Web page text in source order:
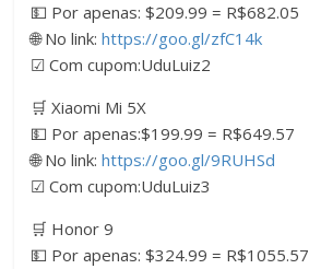
💵 Por apenas: $209.99 = R$682.05
🌐 No link:https://goo.gl/zfC14k
☑ Com cupom:UduLuiz2
🛒 Xiaomi Mi 5X
💵 Por apenas:$199.99 = R$649.57
🌐 No link:https://goo.gl/9RUHSd
☑ Com cupom:UduLuiz3
🛒 Honor 9
💵 Por apenas: $324.99 = R$1055.57